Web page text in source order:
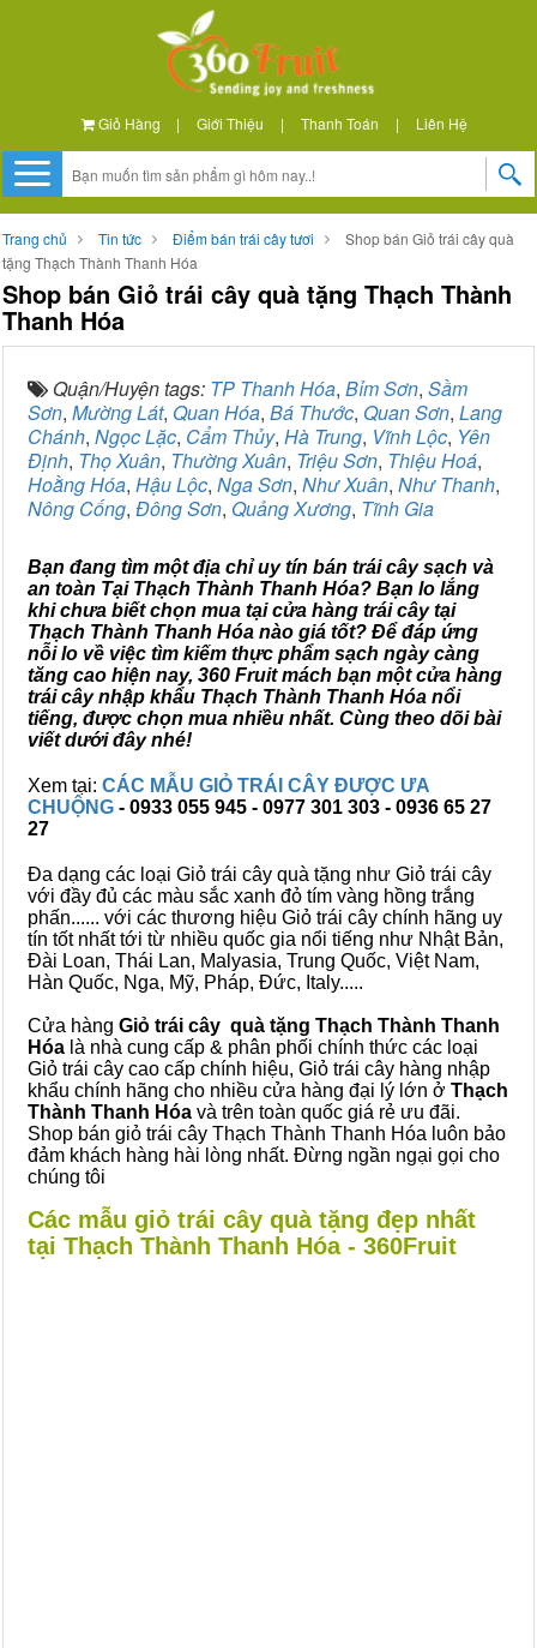
Giỏ Hàng | Giới Thiệu | Thanh Toán | Liên Hệ
Trang chủ Tin tức Điểm bán trái cây tươi
Shop bán Giỏ trái cây quà
tặng Thạch Thành Thanh Hóa
Shop bán Giỏ trái cây quà tặng Thạch Thành
Thanh Hóa
Quận/Huyện tags: TP Thanh Hóa, Bỉm Sơn, Sầm
Sơn, Mường Lát, Quan Hóa, Bá Thước, Quan Sơn, Lang
Chánh, Ngọc Lặc, Cẩm Thủy, Hà Trung, Vĩnh Lộc, Yên
Định, Thọ Xuân, Thường Xuân, Triệu Sơn, Thiệu Hoá,
Hoằng Hóa, Hậu Lộc, Nga Sơn, Như Xuân, Như Thanh,
Nông Cống, Đông Sơn, Quảng Xương, Tĩnh Gia
Bạn đang tìm một địa chỉ uy tín bán trái cây sạch và
an toàn Tại Thạch Thành Thanh Hóa? Bạn lo lắng
khi chưa biết chọn mua tại cửa hàng trái cây tại
Thạch Thành Thanh Hóa nào giá tốt? Để đáp ứng
nỗi lo về việc tìm kiếm thực phẩm sạch ngày càng
tăng cao hiện nay, 360 Fruit mách bạn một cửa hàng
trái cây nhập khẩu Thạch Thành Thanh Hóa nổi
tiếng, được chọn mua nhiều nhất. Cùng theo dõi bài
viết dưới đây nhé!
Xem tại: CÁC MẪU GIỎ TRÁI CÂY ĐƯỢC ƯA
CHUỘNG - 0933 055 945 - 0977 301 303 - 0936 65 27
27
Đa dạng các loại Giỏ trái cây quà tặng như Giỏ trái cây
với đầy đủ các màu sắc xanh đỏ tím vàng hồng trắng
phấn...... với các thương hiệu Giỏ trái cây chính hãng uy
tín tốt nhất tới từ nhiều quốc gia nổi tiếng như Nhật Bản,
Đài Loan, Thái Lan, Malyasia, Trung Quốc, Việt Nam,
Hàn Quốc, Nga, Mỹ, Pháp, Đức, Italy.....
Cửa hàng Giỏ trái cây quà tặng Thạch Thành Thanh
Hóa là nhà cung cấp & phân phối chính thức các loại
Giỏ trái cây cao cấp chính hiệu, Giỏ trái cây hàng nhập
khẩu chính hãng cho nhiều cửa hàng đại lý lớn ở Thạch
Thành Thanh Hóa và trên toàn quốc giá rẻ ưu đãi.
Shop bán giỏ trái cây Thạch Thành Thanh Hóa luôn bảo
đảm khách hàng hài lòng nhất. Đừng ngần ngại gọi cho
chúng tôi
Các mẫu giỏ trái cây quà tặng đẹp nhất
tại Thạch Thành Thanh Hóa - 360Fruit